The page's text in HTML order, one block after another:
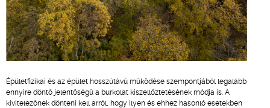
Épületfizikai és az épület hosszútávú működése szempontjából legalább
ennyire döntő jelentőségű a burkolat kiszellőztetésének módja is. A
kivitelezőnek dönteni kell arról, hogy ilyen és ehhez hasonló esetekben